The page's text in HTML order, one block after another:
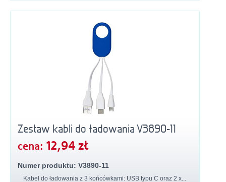
Zestaw kabli do ładowania V3890-11
cena: 12,94 zł
Numer produktu: V3890-11
Kabel do ładowania z 3 końcówkami: USB typu C oraz 2 x...